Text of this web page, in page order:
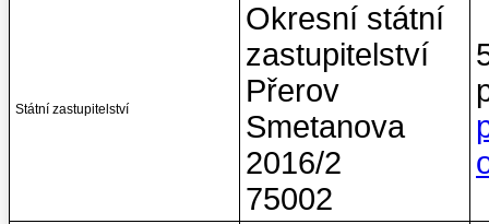
Státní zastupitelství
Okresní státní
zastupitelství
Přerov
Smetanova
2016/2
75002